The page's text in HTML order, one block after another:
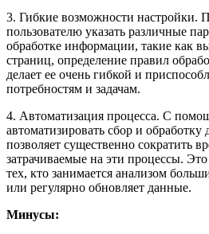
3. Гибкие возможности настройки.
пользователю указать различные
обработке информации, такие как
страниц, определение правил
делает ее очень гибкой и
потребностям и задачам.
4. Автоматизация процесса. С
автоматизировать сбор и
позволяет существенно сократить
затрачиваемые на эти процессы.
тех, кто занимается анализом
или регулярно обновляет данные.
Минусы: